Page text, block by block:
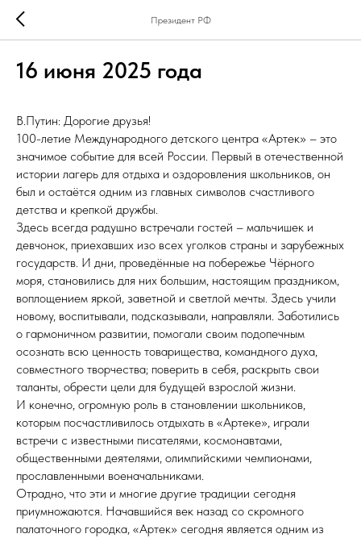
Президент РФ
16 июня 2025 года
В.Путин: Дорогие друзья!
100-летие Международного детского центра «Артек» – это
значимое событие для всей России. Первый в отечественной
истории лагерь для отдыха и оздоровления школьников, он
был и остаётся одним из главных символов счастливого
детства и крепкой дружбы.
Здесь всегда радушно встречали гостей – мальчишек и
девчонок, приехавших изо всех уголков страны и зарубежных
государств. И дни, проведённые на побережье Чёрного
моря, становились для них большим, настоящим праздником,
воплощением яркой, заветной и светлой мечты. Здесь учили
новому, воспитывали, подсказывали, направляли. Заботились
о гармоничном развитии, помогали своим подопечным
осознать всю ценность товарищества, командного духа,
совместного творчества; поверить в себя, раскрыть свои
таланты, обрести цели для будущей взрослой жизни.
И конечно, огромную роль в становлении школьников,
которым посчастливилось отдыхать в «Артеке», играли
встречи с известными писателями, космонавтами,
общественными деятелями, олимпийскими чемпионами,
прославленными военачальниками.
Отрадно, что эти и многие другие традиции сегодня
приумножаются. Начавшийся век назад со скромного
палаточного городка, «Артек» сегодня является одним из